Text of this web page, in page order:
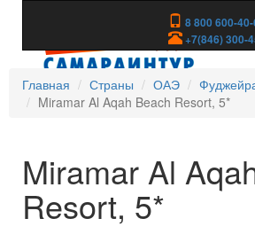
8 800 600-40-
+7(846) 300-
Главная
Страны ОАЭ
Miramar Al Aqah Beach Resort, 5*
Miramar Al
Resort, 5*